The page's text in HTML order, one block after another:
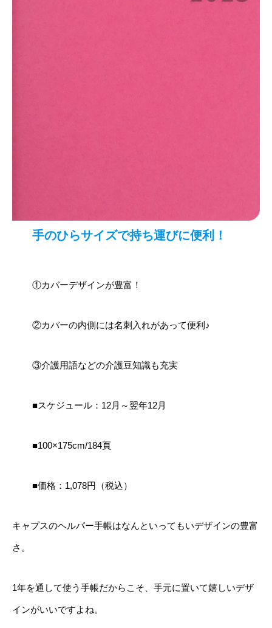
手のひらサイズで持ち運びに便利！
①カバーデザインが豊富！
②カバーの内側には名刺入れがあって便利♪
③介護用語などの介護豆知識も充実
■スケジュール：12月～翌年12月
■100×175cm/184頁
■価格：1,078円（税込）
キャプスのヘルパー手帳はなんといってもいデザインの豊富
さ。
1年を通して使う手帳だからこそ、手元に置いて嬉しいデザ
インがいいですよね。